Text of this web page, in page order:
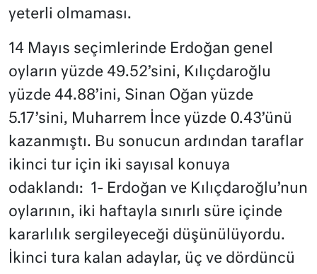
yeterli olmaması.
14 Mayıs seçimlerinde Erdoğan genel
oyların yüzde 49.52’sini, Kılıçdaroğlu
yüzde 44.88’ini, Sinan Oğan yüzde
5.17’sini, Muharrem İnce yüzde 0.43’ünü
kazanmıştı. Bu sonucun ardından taraflar
ikinci tur için iki sayısal konuya
odaklandı: 1- Erdoğan ve Kılıçdaroğlu’nun
oylarının, iki haftayla sınırlı süre içinde
kararlılık sergileyeceği düşünülüyordu.
İkinci tura kalan adaylar, üç ve dördüncü